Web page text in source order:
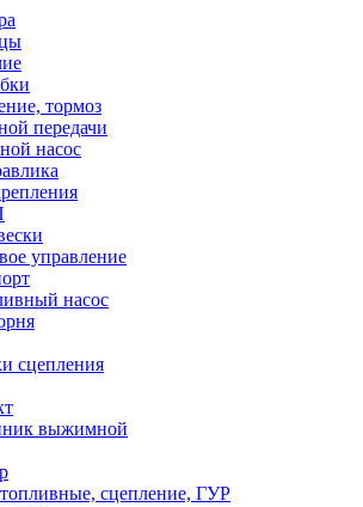
тормоз
передачи
насос
управление
насос
сцепления
выжимной
сцепление, ГУР